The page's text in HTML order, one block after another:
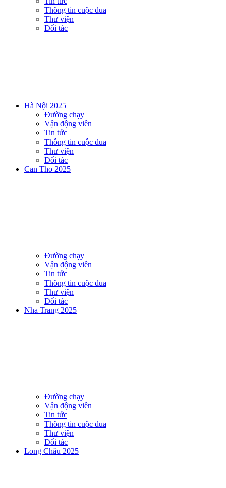
Thông tin cuộc đua
Thư viện
Đối tác
Hà Nội 2025
Đường chạy
Vận động viên
Tin tức
Thông tin cuộc đua
Thư viện
Đối tác
Can Tho 2025
Đường chạy
Vận động viên
Tin tức
Thông tin cuộc đua
Thư viện
Đối tác
Nha Trang 2025
Đường chạy
Vận động viên
Tin tức
Thông tin cuộc đua
Thư viện
Đối tác
Long Châu 2025